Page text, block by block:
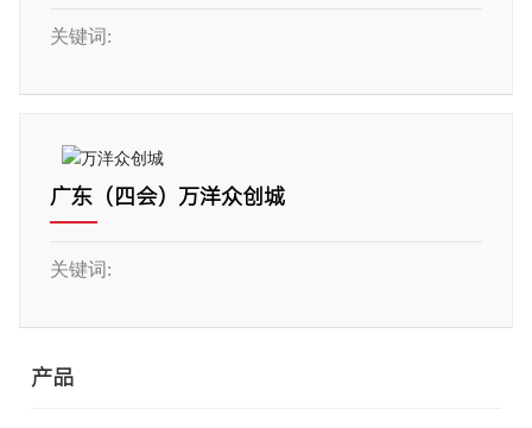
关键词:
广东（四会）万洋众创城
关键词:
产品